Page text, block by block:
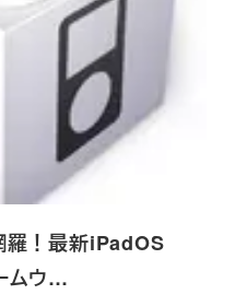
羅！最新iPadOS
ムウ…